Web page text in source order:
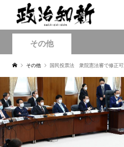
その他
その他 国民投票法 衆院憲法審で修正